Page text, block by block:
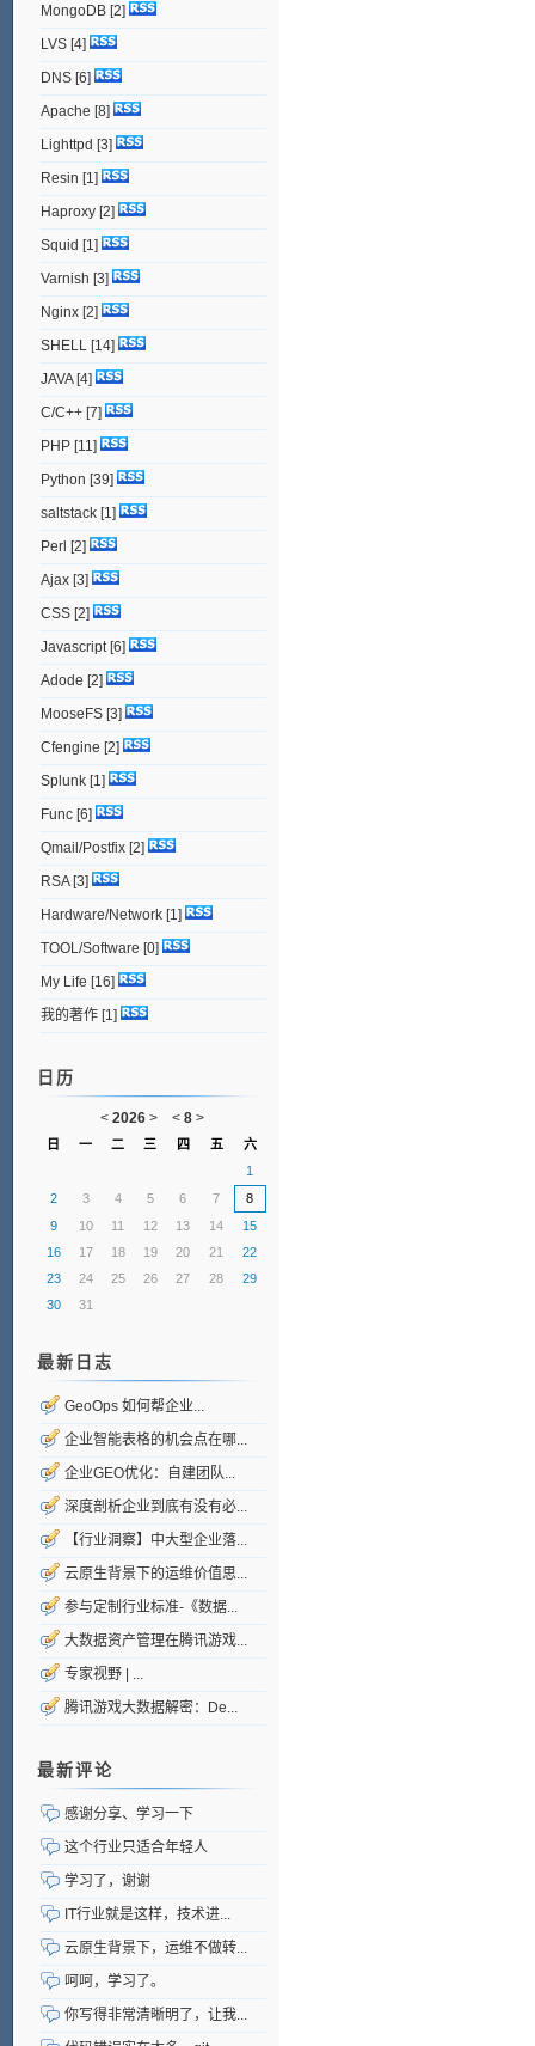
MongoDB[2]
LVS[4]
DNS[6]
Apache [8]
Lighttpd [3]
Resin [1]
Haproxy[2]
Squid [1]
Varnish [3]
Nginx[2]
SHELL [14]
JAVA[4]
C/C++[7]
PHP[11]
Python [39]
saltstack[1]
Perl [2]
Ajax[3]
CSS[2]
Javascript[6]
Adode [2]
MooseFS[3]
Cfengine [2]
Splunk[1]
Func[6]
Qmail/Postfix[2]
RSA[3]
Hardware/Network[1]
TOOL/Software [0]
My Life [16]
我的著作[1]
日历
< 2026 > < 8 >
日 一 二 三 四 五
六
1
2
3 4 5 6 7
8
9
10 11 12 13 14
15
16
17 18 19 20 21
22
23
24 25 26 27 28
29
30
31
最新日志
GeoOps 如何帮企业...
企业智能表格的机会点在哪...
企业GEO优化：自建团队...
深度剖析企业到底有没有必...
【行业洞察】中大型企业落...
云原生背景下的运维价值思...
参与定制行业标准-《数据...
大数据资产管理在腾讯游戏...
专家视野 | ...
腾讯游戏大数据解密：De...
最新评论
感谢分享、学习一下
这个行业只适合年轻人
学习了，谢谢
IT行业就是这样，技术进...
云原生背景下，运维不做转...
呵呵，学习了。
你写得非常清晰明了，让我...